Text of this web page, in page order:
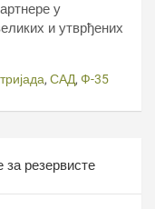
у
и утврђених
, САД, Ф-35
резервисте